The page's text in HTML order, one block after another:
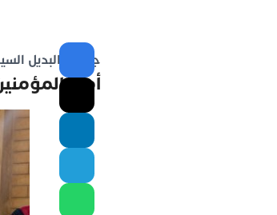
جريدة البديل
أمير